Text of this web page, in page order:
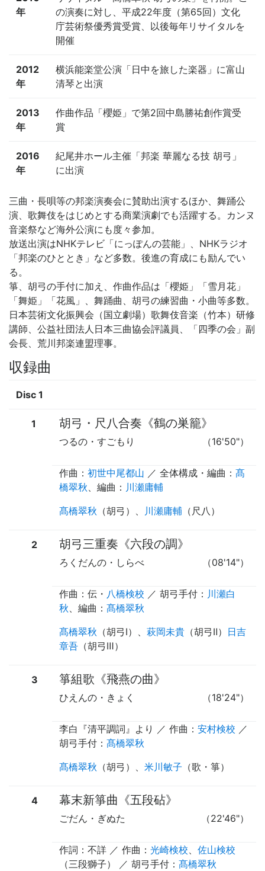
年
の演奏に対し、平成22年度（第65回）文化
庁芸術祭優秀賞受賞、以後毎年リサイタルを
開催
2012
年
横浜能楽堂公演「日中を旅した楽器」に富山
清琴と出演
2013
年
作曲作品「櫻姫」で第2回中島勝祐創作賞受
賞
2016
年
紀尾井ホール主催「邦楽 華麗なる技 胡弓」
に出演
三曲・長唄等の邦楽演奏会に賛助出演するほか、舞踊公
演、歌舞伎をはじめとする商業演劇でも活躍する。カンヌ
音楽祭など海外公演にも度々参加。
放送出演はNHKテレビ「にっぽんの芸能」、NHKラジオ
「邦楽のひととき」など多数。後進の育成にも励んでい
る。
箏、胡弓の手付に加え、作曲作品は「櫻姫」「雪月花」
「舞姫」「花風」、舞踊曲、胡弓の練習曲・小曲等多数。
日本芸術文化振興会（国立劇場）歌舞伎音楽（竹本）研修
講師、公益社団法人日本三曲協会評議員、「四季の会」副
会長、荒川邦楽連盟理事。
収録曲
Disc 1
1 胡弓・尺八合奏《鶴の巣籠》
（16'50"）
つるの・すごもり
作曲： 初世中尾都山 ／ 全体構成 ・ 編曲 ： 髙
橋翠秋
編曲 ： 川瀬庸輔
髙橋翠秋 （胡弓 ）、 川瀬庸輔 （ 尺八 ）
2 胡弓三重奏《六段の調》
（08'14"）
ろくだんの・しらべ
作曲：伝・ 八橋検校 ／ 胡弓手付 ： 川瀬白
秋
編曲 ： 髙橋翠秋
髙橋翠秋 （胡弓Ⅰ）、 萩岡未貴 （胡弓Ⅱ） 日吉
章吾 （胡弓Ⅲ）
3 箏組歌《飛燕の曲》
（18'24"）
ひえんの・きょく
李白『清平調詞』より ／ 作曲： 安村検校 ／
胡弓手付 ： 髙橋翠秋
髙橋翠秋 （胡弓 ）、 米川敏子 （歌 ・ 箏）
4 幕末新箏曲《五段砧》
（22'46"）
ごだん・ぎぬた
作詞：不詳 ／ 作曲： 光崎検校
佐山検校
（三段獅子） ／ 胡弓手付 ： 髙橋翠秋